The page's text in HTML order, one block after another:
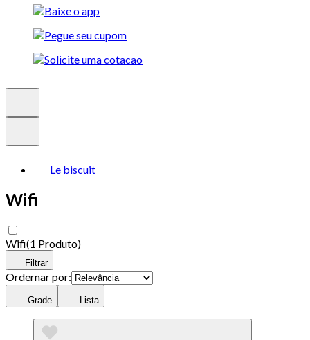
Le biscuit
Wifi
Wifi(1 Produto)
Filtrar
Ordernar por:
Grade Lista